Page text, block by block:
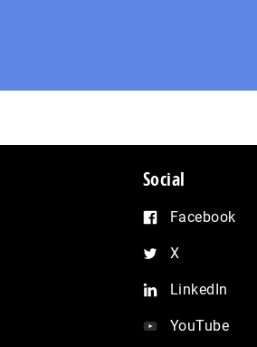
Social
Facebook
X
LinkedIn
YouTube